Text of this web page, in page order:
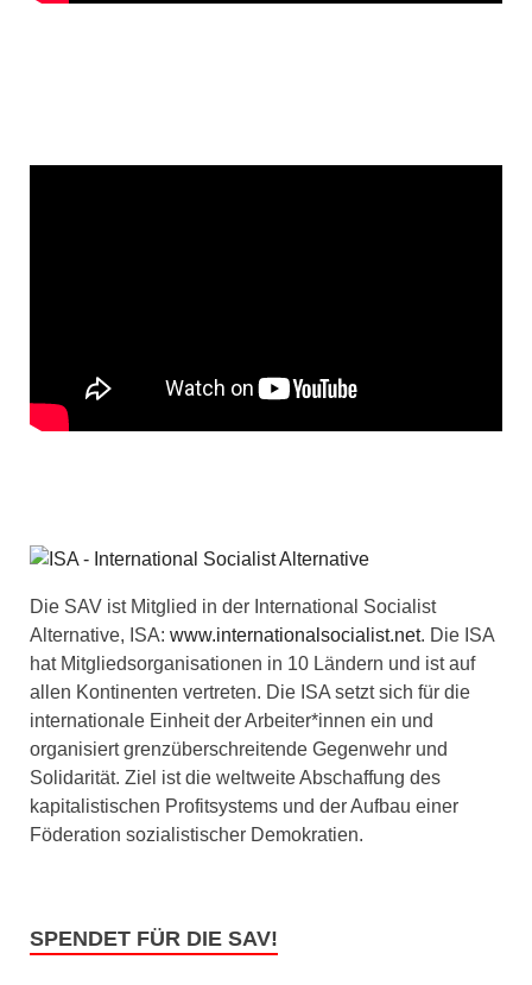
Die SAV ist Mitglied in der International Socialist
Alternative, ISA: www.internationalsocialist.net. Die ISA
hat Mitgliedsorganisationen in 10 Ländern und ist auf
allen Kontinenten vertreten. Die ISA setzt sich für die
internationale Einheit der Arbeiter*innen ein und
organisiert grenzüberschreitende Gegenwehr und
Solidarität. Ziel ist die weltweite Abschaffung des
kapitalistischen Profitsystems und der Aufbau einer
Föderation sozialistischer Demokratien.
SPENDET FÜR DIE SAV!